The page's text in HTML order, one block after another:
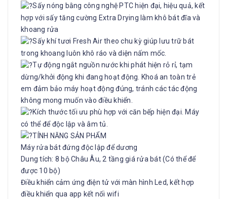
Sấy nóng bằng công nghệ PTC hiện đại, hiệu quả, kết
hợp với sấy tăng cường Extra Drying làm khô bát đĩa và
khoang rửa
Sấy khí tươi Fresh Air theo chu kỳ giúp lưu trữ bát
trong khoang luôn khô ráo và diện nấm mốc.
Tự động ngắt nguồn nước khi phát hiện rỏ rỉ, tạm
dừng/khởi động khi đang hoạt động. Khoá an toàn trẻ
em đảm bảo máy hoạt động đúng, tránh các tác động
không mong muốn vào điều khiển.
Kích thước tối ưu phù hợp với căn bếp hiện đại. Máy
có thể để độc lập và âm tủ.
TÍNH NĂNG SẢN PHẨM
Máy rửa bát đứng độc lập để dương
Dung tích: 8 bộ Châu Âu, 2 tầng giá rửa bát (Có thể để
được 10 bộ)
Điều khiển cảm ứng điện tử với màn hình Led, kết hợp
điều khiển qua app kết nối wifi